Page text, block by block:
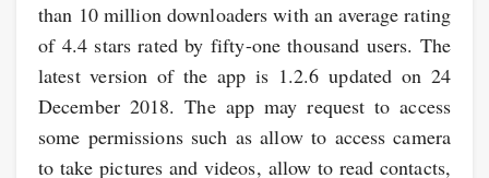
than 10 million downloaders with an average rating
of 4.4 stars rated by fifty-one thousand users. The
latest version of the app is 1.2.6 updated on 24
December 2018. The app may request to access
some permissions such as allow to access camera
to take pictures and videos, allow to read contacts,